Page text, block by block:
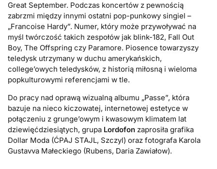
Great September. Podczas koncertów z pewnością
zabrzmi między innymi ostatni pop-punkowy singiel –
„Francoise Hardy”. Numer, który może przywoływać na
myśl twórczość takich zespołów jak blink-182, Fall Out
Boy, The Offspring czy Paramore. Piosence towarzyszy
teledysk utrzymany w duchu amerykańskich,
college’owych teledysków, z historią miłosną i wieloma
popkulturowymi referencjami w tle.
Do pracy nad oprawą wizualną albumu „Passe”, która
bazuje na nieco kiczowatej, internetowej estetyce w
połączeniu z grunge’owym i kwasowym klimatem lat
dziewięćdziesiątych, grupa Lordofon zaprosiła grafika
Dollar Moda (ĆPAJ STAJL, Szczyl) oraz fotografa Karola
Gustavva Małeckiego (Rubens, Daria Zawiałow).